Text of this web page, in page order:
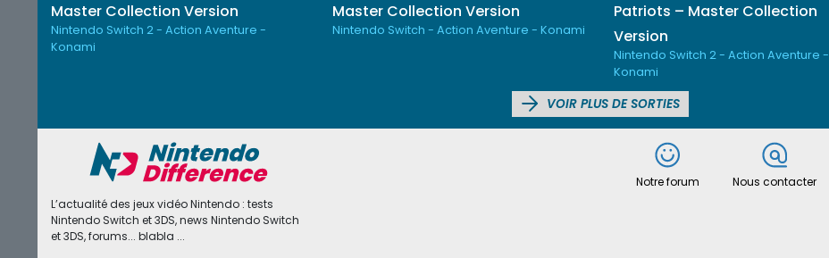
Master Collection Version
Nintendo Switch 2 - Action Aventure -
Konami
Master Collection Version
Nintendo Switch - Action Aventure - Konami
Patriots – Master Collection
Version
Nintendo Switch 2 - Action Aventure -
Konami
VOIR PLUS DE SORTIES
L’actualité des jeux vidéo Nintendo : tests
Nintendo Switch et 3DS, news Nintendo Switch
et 3DS, forums... blabla ...
Notre forum Nous contacter